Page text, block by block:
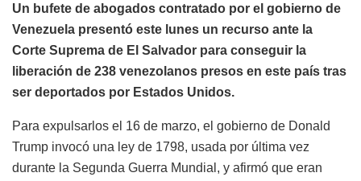
Un bufete de abogados contratado por el gobierno de
Venezuela presentó este lunes un recurso ante la
Corte Suprema de El Salvador para conseguir la
liberación de 238 venezolanos presos en este país tras
ser deportados por Estados Unidos.
Para expulsarlos el 16 de marzo, el gobierno de Donald
Trump invocó una ley de 1798, usada por última vez
durante la Segunda Guerra Mundial, y afirmó que eran